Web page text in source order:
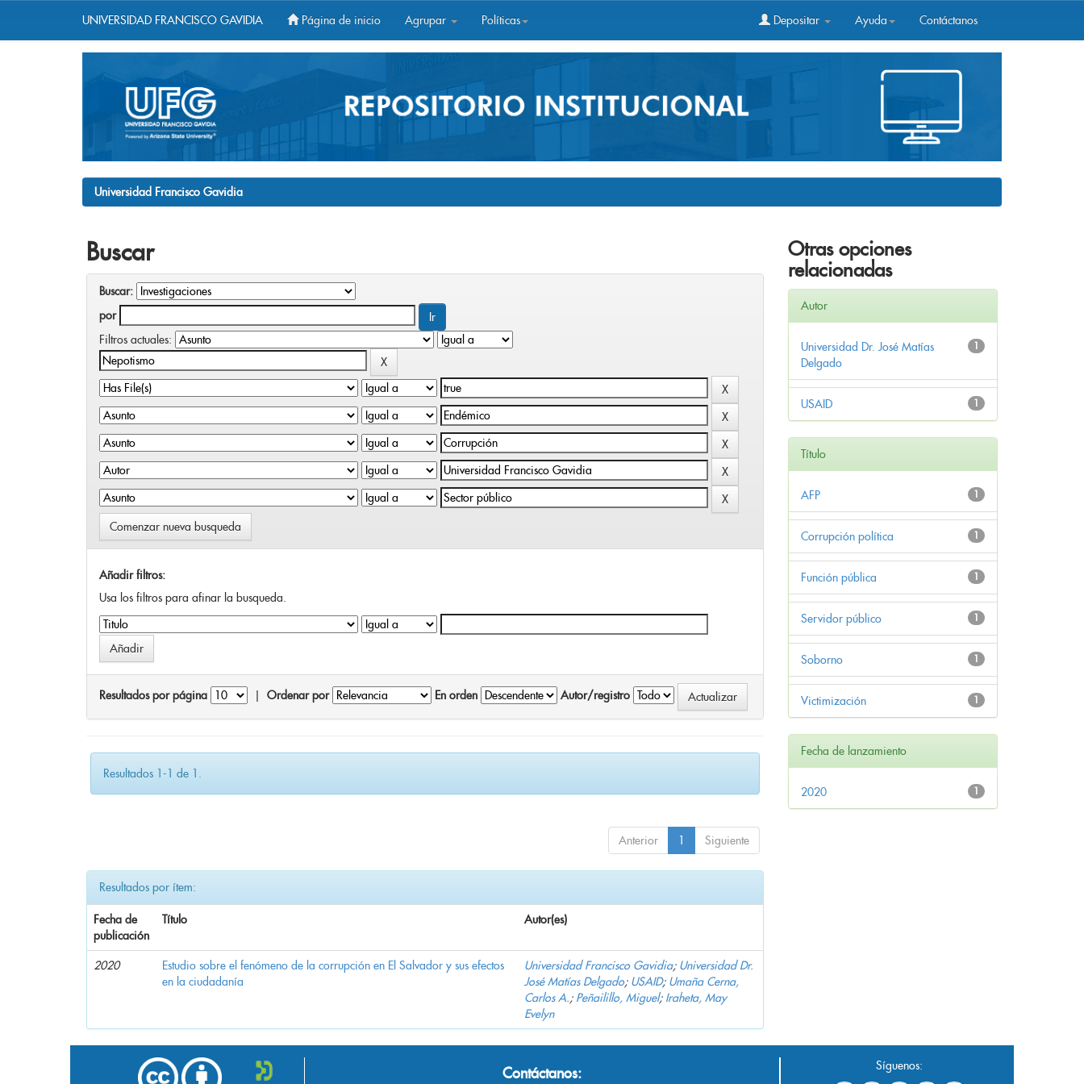
UNIVERSIDAD FRANCISCO GAVIDIA Página de inicio Agrupar Políticas Depositar Ayuda Contáctanos
Universidad Francisco Gavidia
Buscar
Buscar:
por
Filtros actuales:
Comenzar nueva busqueda
Añadir filtros:
Usa los filtros para afinar la busqueda.
Resultados por página Ordenar por En orden Autor/registro
Resultados 1-1 de 1.
Anterior 1 Siguiente
Resultados por ítem:
Fecha de
publicación
Título Autor(es)
2020
Estudio sobre el fenómeno de la corrupción en El Salvador y sus efectos
en la ciudadanía
Universidad Francisco Gavidia; Universidad Dr.
José Matías Delgado; USAID; Umaña Cerna,
Carlos A.; Peñailillo, Miguel; Iraheta, May
Evelyn
Otras opciones
relacionadas
Autor
1
Universidad Dr. José Matías
Delgado
1
USAID
Título
1
AFP
1
Corrupción política
1
Función pública
1
Servidor público
1
Soborno
1
Victimización
Fecha de lanzamiento
1
2020
Contáctanos: Síguenos: